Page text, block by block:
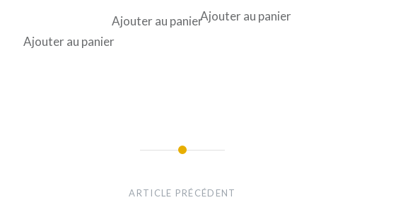
Ajouter au panier
Ajouter au panierAjouter au panier
ARTICLE PRÉCÉDENT